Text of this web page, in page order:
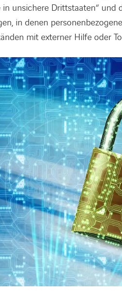
in unsichere Drittstaaten“
in denen
mit externer Hilfe oder